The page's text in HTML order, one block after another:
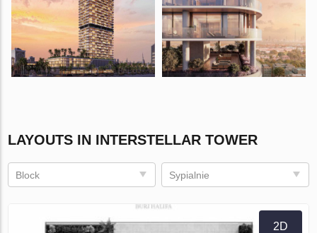
LAYOUTS IN INTERSTELLAR TOWER
Block Sypialnie
2D